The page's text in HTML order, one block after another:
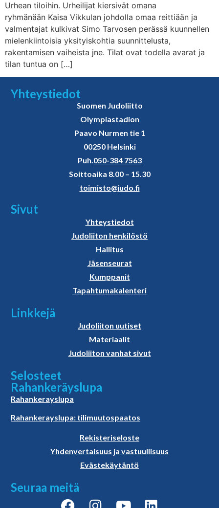
Urhean tiloihin. Urheilijat kiersivät omana
ryhmänään Kaisa Vikkulan johdolla omaa reittiään ja
valmentajat kulkivat Simo Tarvosen perässä kuunnellen
mielenkiintoisia yksityiskohtia suunnittelusta,
rakentamisen vaiheista jne. Tilat ovat todella avarat ja
tilan tuntua on […]
Yhteystiedot
Suomen Judoliitto
Olympiastadion
Paavo Nurmen tie 1
00250 Helsinki
Puh. 050-384 7563
Soittoaika 8.00 – 15.30
toimisto@judo.fi
Sivut
Yhteystiedot
Judoliiton henkilöstö
Hallitus
Jäsenseurat
Kumppanit
Tapahtumakalenteri
Linkkejä
Judoliiton uutiset
Materiaalit
Judoliiton vanhat sivut
Selosteet
Rahankeräyslupa
Rahankerayslupa
Rahankerayslupa: tilimuutospaatos
Rekisteriseloste
Yhdenvertaisuus ja vastuullisuus
Evästekäytäntö
Seuraa meitä